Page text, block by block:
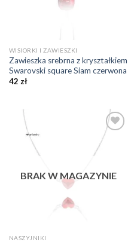
WISIORKI I ZAWIESZKI
Zawieszka srebrna z kryształkiem
Swarovski square Siam czerwona
42 zł
Dodaj do
ulubionych
BRAK W MAGAZYNIE
NASZYJNIKI